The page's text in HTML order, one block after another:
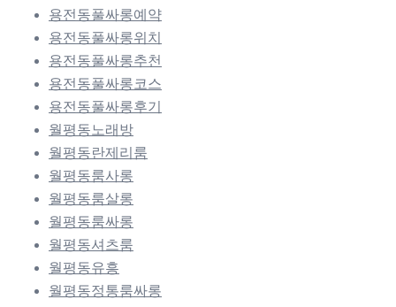
용전동풀싸롱예약
용전동풀싸롱위치
용전동풀싸롱추천
용전동풀싸롱코스
용전동풀싸롱후기
월평동노래방
월평동란제리룸
월평동룸사롱
월평동룸살롱
월평동룸싸롱
월평동셔츠룸
월평동유흥
월평동정통룸싸롱